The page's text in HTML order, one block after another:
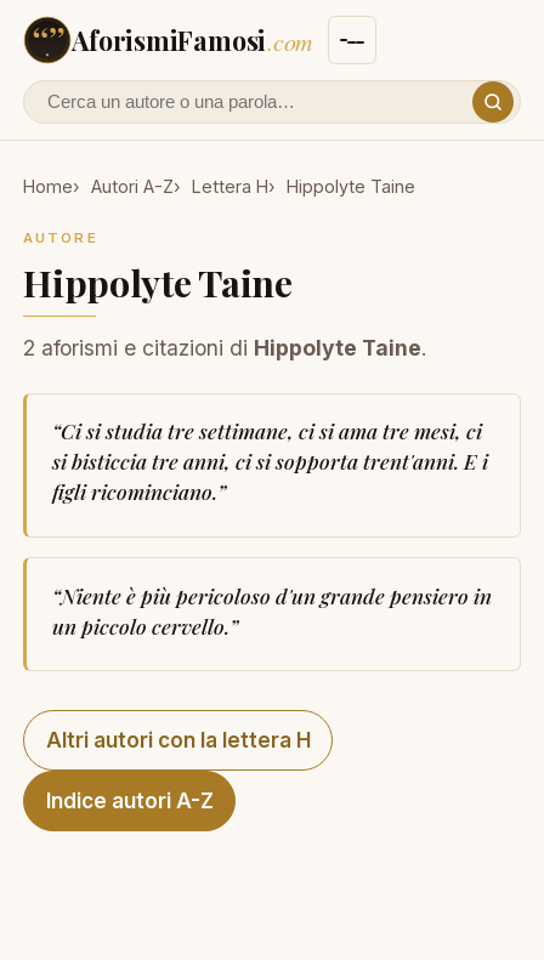
AforismiFamosi.com
Cerca un autore o un aforisma
Home Autori A-Z Lettera H Hippolyte Taine
AUTORE
Hippolyte Taine
2 aforismi e citazioni di Hippolyte Taine.
“Ci si studia tre settimane, ci si ama tre mesi, ci
si bisticcia tre anni, ci si sopporta trent'anni. E i
figli ricominciano.”
“Niente è più pericoloso d'un grande pensiero in
un piccolo cervello.”
Altri autori con la lettera H
Indice autori A-Z